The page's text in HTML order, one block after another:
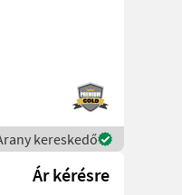
kereskedő
Ár kérésre